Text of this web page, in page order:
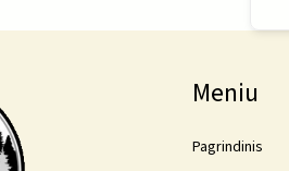
Meniu
Pagrindinis